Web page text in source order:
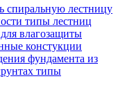
спиральную лестницу
типы лестниц
влагозащиты
констукции
фундамента из
типы